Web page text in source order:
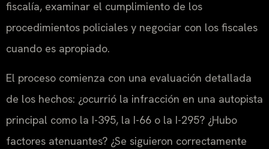
fiscalía, examinar el cumplimiento de los
procedimientos policiales y negociar con los fiscales
cuando es apropiado.
El proceso comienza con una evaluación detallada
de los hechos: ¿ocurrió la infracción en una autopista
principal como la I-395, la I-66 o la I-295? ¿Hubo
factores atenuantes? ¿Se siguieron correctamente